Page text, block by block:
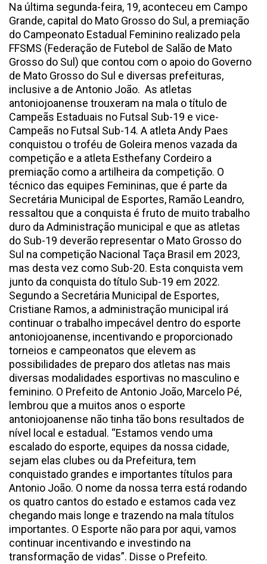
Na última segunda-feira, 19, aconteceu em Campo
Grande, capital do Mato Grosso do Sul, a premiação
do Campeonato Estadual Feminino realizado pela
FFSMS (Federação de Futebol de Salão de Mato
Grosso do Sul) que contou com o apoio do Governo
de Mato Grosso do Sul e diversas prefeituras,
inclusive a de Antonio João. As atletas
antoniojoanense trouxeram na mala o título de
Campeãs Estaduais no Futsal Sub-19 e vice-
Campeãs no Futsal Sub-14. A atleta Andy Paes
conquistou o troféu de Goleira menos vazada da
competição e a atleta Esthefany Cordeiro a
premiação como a artilheira da competição. O
técnico das equipes Femininas, que é parte da
Secretária Municipal de Esportes, Ramão Leandro,
ressaltou que a conquista é fruto de muito trabalho
duro da Administração municipal e que as atletas
do Sub-19 deverão representar o Mato Grosso do
Sul na competição Nacional Taça Brasil em 2023,
mas desta vez como Sub-20. Esta conquista vem
junto da conquista do título Sub-19 em 2022.
Segundo a Secretária Municipal de Esportes,
Cristiane Ramos, a administração municipal irá
continuar o trabalho impecável dentro do esporte
antoniojoanense, incentivando e proporcionado
torneios e campeonatos que elevem as
possibilidades de preparo dos atletas nas mais
diversas modalidades esportivas no masculino e
feminino. O Prefeito de Antonio João, Marcelo Pé,
lembrou que a muitos anos o esporte
antoniojoanense não tinha tão bons resultados de
nível local e estadual. “Estamos vendo uma
escalado do esporte, equipes da nossa cidade,
sejam elas clubes ou da Prefeitura, tem
conquistado grandes e importantes títulos para
Antonio João. O nome da nossa terra está rodando
os quatro cantos do estado e estamos cada vez
chegando mais longe e trazendo na mala títulos
importantes. O Esporte não para por aqui, vamos
continuar incentivando e investindo na
transformação de vidas”. Disse o Prefeito.